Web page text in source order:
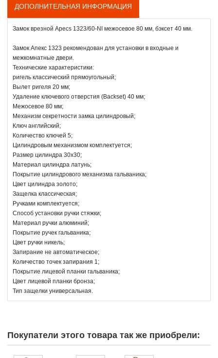
ДОПОЛНИТЕЛЬНАЯ ИНФОРМАЦИЯ
Замок врезной Apecs 1323/60-NI межосевое 80 мм, бэксет 40 мм.
Замок Апекс 1323 рекомендован для установки в входные и
межкомнатные двери.
Технические характеристики:
ригель классический прямоугольный;
Вылет ригеля 20 мм;
Удаление ключевого отверстия (Backset) 40 мм;
Межосевое 80 мм;
Механизм секретности замка цилиндровый;
Ключ английский;
Количество ключей 5;
Цилиндровым механизмом комплектуется;
Размер цилиндра 30х30;
Материал цилиндра латунь;
Покрытие цилиндрового механизма гальваника;
Цвет цилиндра золото;
Защелка классическая;
Ручками комплектуется;
Способ установки ручки стяжки;
Материал ручки алюминий;
Покрытие ручек гальваника;
Цвет ручки никель;
Запирание не автоматическое;
Количество точек запирания 1;
Покрытие лицевой планки гальваника;
Цвет лицевой планки бронза;
Тип защелки универсальная.
Покупатели этого товара так же приобрели: